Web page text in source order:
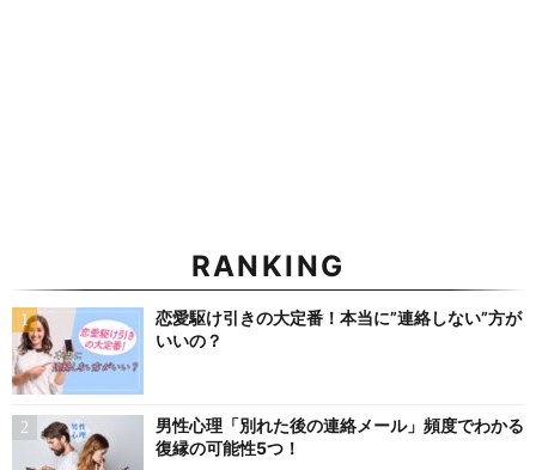
RANKING
恋愛駆け引きの大定番！本当に”連絡しない”方が
いいの？
男性心理「別れた後の連絡メール」頻度でわかる
復縁の可能性5つ！